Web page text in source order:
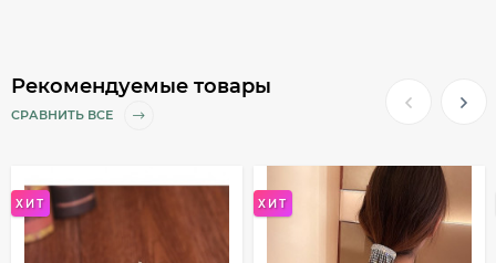
Рекомендуемые товары
СРАВНИТЬ ВСЕ
ХИТ ХИТ